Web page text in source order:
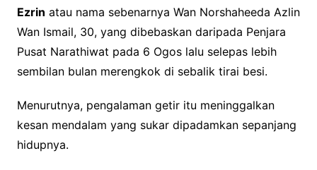
Ezrin atau nama sebenarnya Wan Norshaheeda Azlin
Wan Ismail, 30, yang dibebaskan daripada Penjara
Pusat Narathiwat pada 6 Ogos lalu selepas lebih
sembilan bulan merengkok di sebalik tirai besi.
Menurutnya, pengalaman getir itu meninggalkan
kesan mendalam yang sukar dipadamkan sepanjang
hidupnya.